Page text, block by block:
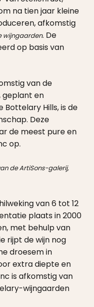
na tien jaar kleine
afkomstig
wijngaarden. De
op basis van
van de
geplant en
Hills, is de
Deze
de meest pure en
op.
de ArtiSons-galerij,
van 6 tot 12
plaats in 2000
met behulp van
rijpt de wijn nog
droesem in
extra diepte en
is afkomstig van
wijngaarden